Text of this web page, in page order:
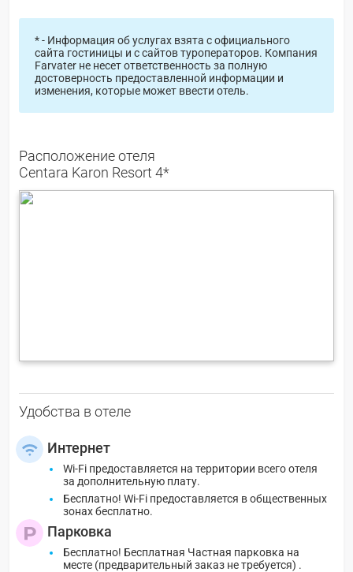
* - Информация об услугах взята с официального
сайта гостиницы и с сайтов туроператоров. Компания
Farvater не несет ответственность за полную
достоверность предоставленной информации и
изменения, которые может ввести отель.
Расположение отеля
Centara Karon Resort 4*
Удобства в отеле
Интернет
Wi-Fi предоставляется на территории всего отеля
за дополнительную плату.
Бесплатно! Wi-Fi предоставляется в общественных
зонах бесплатно.
Парковка
Бесплатно! Бесплатная Частная парковка на
месте (предварительный заказ не требуется) .